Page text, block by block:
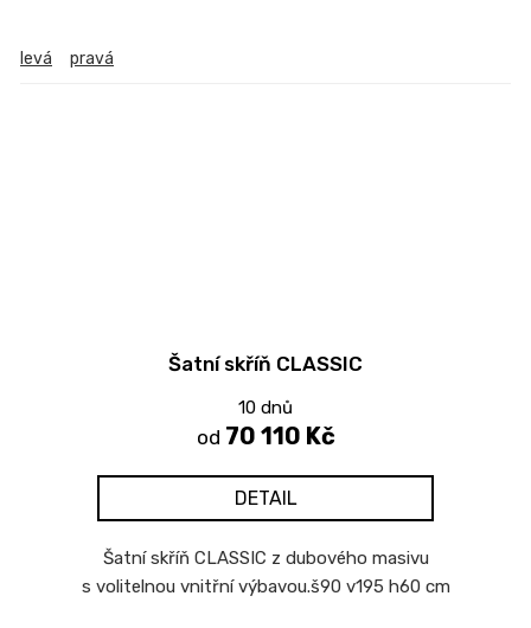
levá pravá
Šatní skříň CLASSIC
10 dnů
od 70 110 Kč
DETAIL
Šatní skříň CLASSIC z dubového masivu
s volitelnou vnitřní výbavou.š90 v195 h60 cm